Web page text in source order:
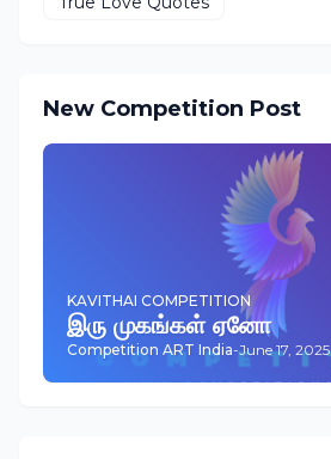
New Competition Post
KAVITHAI COMPETITION
இரு முகங்கள் ஏனோ
Competition ART India-June 17, 2025